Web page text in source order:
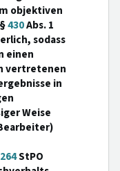
objektiven
430Abs. 1
sodass
einen
vertretenen
in
Weise
264StPO